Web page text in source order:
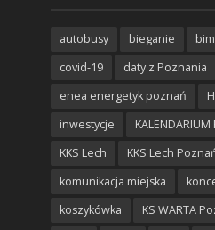
autobusy bieganie
covid-19
daty z Poznania
enea energetyk poznań
inwestycje
KALENDARIUM
KKS Lech
KKS Lech
komunikacja miejska
koszykówka
KS WARTA